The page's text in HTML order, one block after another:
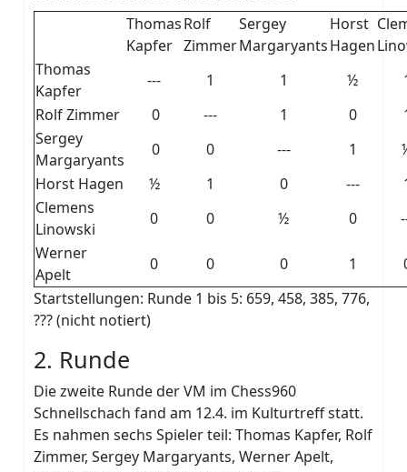
Thomas
Kapfer
Rolf
Zimmer
Sergey
Margaryants
Horst
Hagen
Thomas
Kapfer
--- 1 1 ½
Rolf Zimmer
0 --- 1 0
Sergey
Margaryants
0 0 --- 1
Horst Hagen
½ 1 0 ---
Clemens
Linowski
0 0 ½ 0
Werner
Apelt
0 0 0 1
Startstellungen: Runde 1 bis 5: 659, 458, 385, 776,
??? (nicht notiert)
2. Runde
Die zweite Runde der VM im Chess960
Schnellschach fand am 12.4. im Kulturtreff statt.
Es nahmen sechs Spieler teil: Thomas Kapfer, Rolf
Zimmer, Sergey Margaryants, Werner Apelt,